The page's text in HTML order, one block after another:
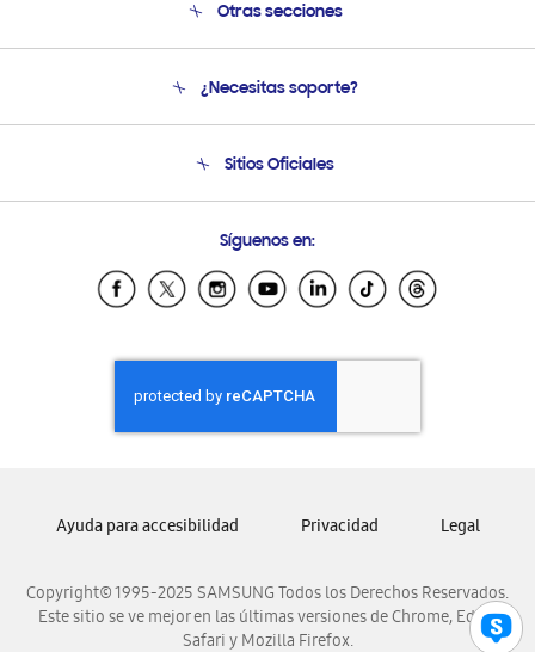
Otras secciones
Soporte
Condiciones de Compra
¿Necesitas soporte?
Soporte vía eMail
Sitios Oficiales
Samsung Ecuador
Samsung El Salvador
Samsung Honduras
Samsung Nicaragua
Samsung Panamá
Samsung Venezuela
Síguenos en:
Copyright© 1995-2025 SAMSUNG Todos los Derechos Reservados.
Este sitio se ve mejor en las últimas versiones de Chrome, Edge,
Safari y Mozilla Firefox.
Ayuda para accesibilidad Privacidad Legal